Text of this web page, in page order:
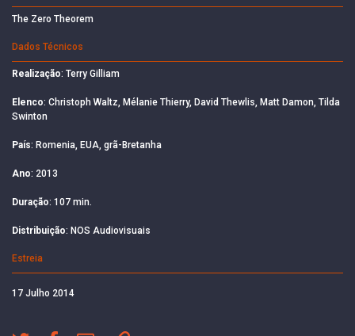
The Zero Theorem
Dados Técnicos
Realização: Terry Gilliam
Elenco: Christoph Waltz, Mélanie Thierry, David Thewlis, Matt Damon, Tilda
Swinton
País: Romenia, EUA, grã-Bretanha
Ano: 2013
Duração: 107 min.
Distribuição: NOS Audiovisuais
Estreia
17 Julho 2014